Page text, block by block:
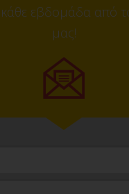
εβδομάδα από
μας!